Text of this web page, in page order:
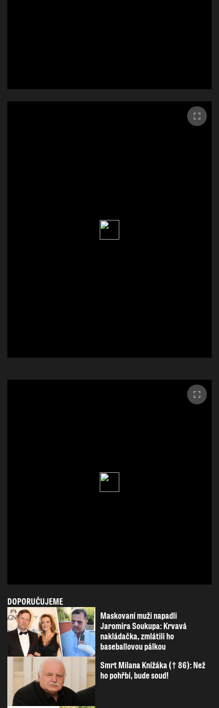
DOPORUČUJEME
Maskovaní muži napadli
Jaromíra Soukupa: Krvavá
nakládačka, zmlátili ho
baseballovou pálkou
Smrt Milana Knížáka († 86): Než
ho pohřbí, bude soud!